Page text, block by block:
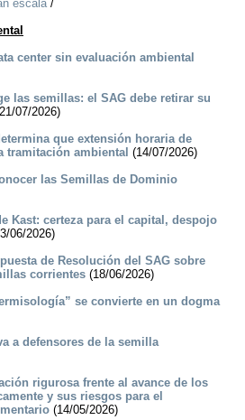
escala/
center sin evaluación ambiental
las semillas: el SAG debe retirar su
07/2026)
que extensión horaria de
tramitación ambiental (14/07/2026)
las Semillas de Dominio
Kast: certeza para el capital, despojo
06/2026)
de Resolución del SAG sobre
corrientes (18/06/2026)
se convierte en un dogma
a defensores de la semilla
rigurosa frente al avance de los
y sus riesgos para el
(14/05/2026)